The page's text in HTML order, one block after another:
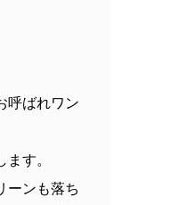
呼ばれワン
す。
ーンも落ち